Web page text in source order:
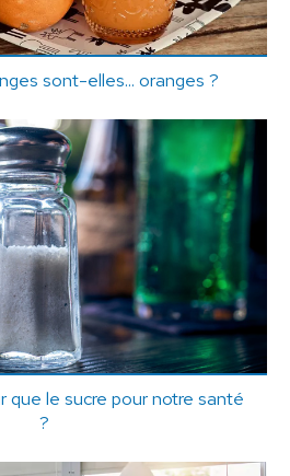
sont-elles... oranges ?
que le sucre pour notre santé
?